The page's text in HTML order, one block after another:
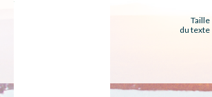
Taille
du texte